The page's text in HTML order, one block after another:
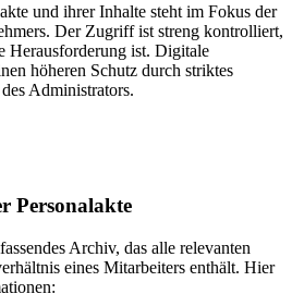
und ihrer Inhalte steht im Fokus der
Der Zugriff ist streng kontrolliert,
Herausforderung ist. Digitale
höheren Schutz durch striktes
Administrators.
Personalakte
Archiv, das alle relevanten
eines Mitarbeiters enthält. Hier